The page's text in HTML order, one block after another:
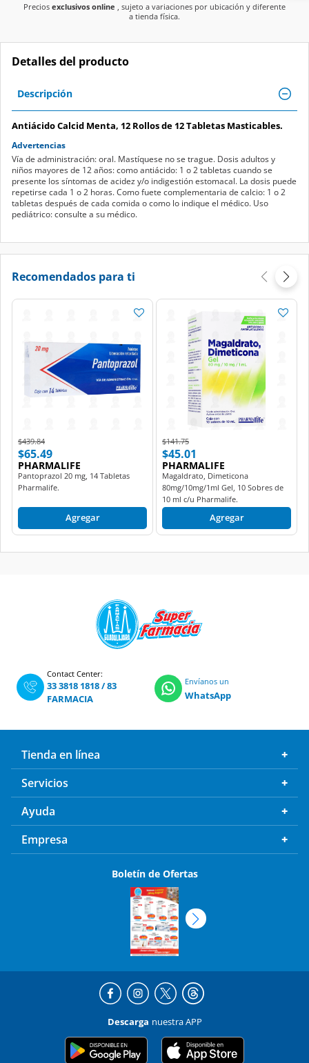
Precios exclusivos online , sujeto a variaciones por ubicación y diferente
a tienda física.
Detalles del producto
Descripción
Antiácido Calcid Menta, 12 Rollos de 12 Tabletas Masticables.
Advertencias
Vía de administración: oral. Mastíquese no se trague. Dosis adultos y
niños mayores de 12 años: como antiácido: 1 o 2 tabletas cuando se
presente los síntomas de acidez y/o indigestión estomacal. La dosis puede
repetirse cada 1 o 2 horas. Como fuete complementaria de calcio: 1 o 2
tabletas después de cada comida o como lo indique el médico. Uso
pediátrico: consulte a su médico.
Recomendados para ti
Price reduced from
$439.84to
$65.49
PHARMALIFE
Pantoprazol 20 mg, 14 Tabletas
Pharmalife.
Agregar
Price reduced from
$141.75to
$45.01
PHARMALIFE
Magaldrato, Dimeticona
80mg/10mg/1ml Gel, 10 Sobres de
10 ml c/u Pharmalife.
Agregar
Contact Center:
33 3818 1818/83
FARMACIA
Envíanos un
WhatsApp
Tienda en línea
Servicios
Ayuda
Empresa
Boletín de Ofertas
Descarga nuestra APP